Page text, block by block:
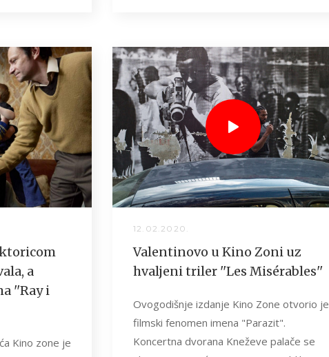
a
''Ray i
Kino zone je
12.02.2020.
Valentinovo u Kino Zoni uz
hvaljeni triler ''Les Misérables''
Ovogodišnje izdanje Kino Zone otvorio je
filmski fenomen imena "Parazit".
Koncertna dvorana Kneževe palače se